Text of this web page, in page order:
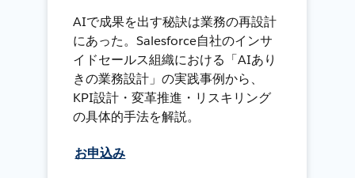
AIで成果を出す秘訣は業務の再設計
にあった。Salesforce自社のインサ
イドセールス組織における「AIあり
きの業務設計」の実践事例から、
KPI設計・変革推進・リスキリング
の具体的手法を解説。
お申込み